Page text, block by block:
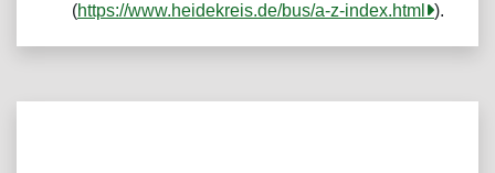
(https://www.heidekreis.de/bus/a-z-index.html ).